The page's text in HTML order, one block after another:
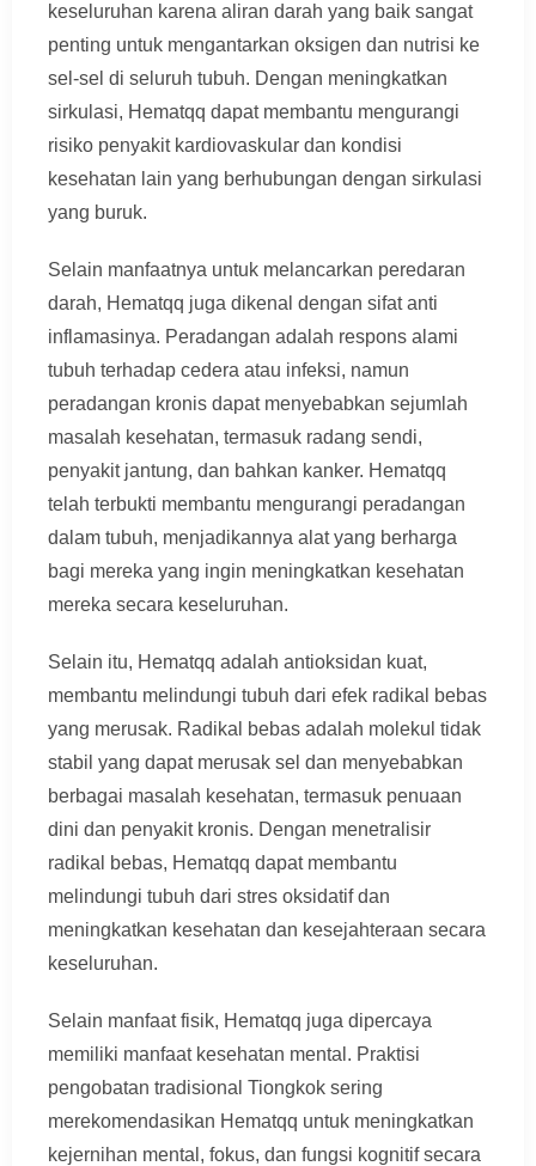
keseluruhan karena aliran darah yang baik sangat
penting untuk mengantarkan oksigen dan nutrisi ke
sel-sel di seluruh tubuh. Dengan meningkatkan
sirkulasi, Hematqq dapat membantu mengurangi
risiko penyakit kardiovaskular dan kondisi
kesehatan lain yang berhubungan dengan sirkulasi
yang buruk.
Selain manfaatnya untuk melancarkan peredaran
darah, Hematqq juga dikenal dengan sifat anti
inflamasinya. Peradangan adalah respons alami
tubuh terhadap cedera atau infeksi, namun
peradangan kronis dapat menyebabkan sejumlah
masalah kesehatan, termasuk radang sendi,
penyakit jantung, dan bahkan kanker. Hematqq
telah terbukti membantu mengurangi peradangan
dalam tubuh, menjadikannya alat yang berharga
bagi mereka yang ingin meningkatkan kesehatan
mereka secara keseluruhan.
Selain itu, Hematqq adalah antioksidan kuat,
membantu melindungi tubuh dari efek radikal bebas
yang merusak. Radikal bebas adalah molekul tidak
stabil yang dapat merusak sel dan menyebabkan
berbagai masalah kesehatan, termasuk penuaan
dini dan penyakit kronis. Dengan menetralisir
radikal bebas, Hematqq dapat membantu
melindungi tubuh dari stres oksidatif dan
meningkatkan kesehatan dan kesejahteraan secara
keseluruhan.
Selain manfaat fisik, Hematqq juga dipercaya
memiliki manfaat kesehatan mental. Praktisi
pengobatan tradisional Tiongkok sering
merekomendasikan Hematqq untuk meningkatkan
kejernihan mental, fokus, dan fungsi kognitif secara